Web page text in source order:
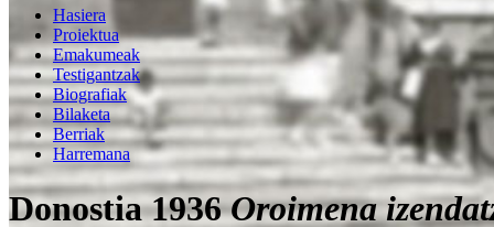
Hasiera
Proiektua
Emakumeak
Testigantzak
Biografiak
Bilaketa
Berriak
Harremana
Donostia 1936Oroimena